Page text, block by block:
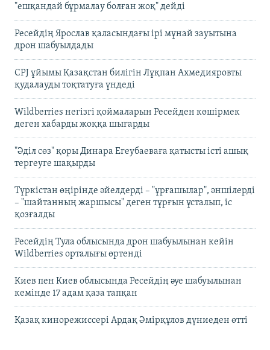
"ешқандай бұрмалау болған жоқ" дейді
Ресейдің Ярослав қаласындағы ірі мұнай зауытына
дрон шабуылдады
CPJ ұйымы Қазақстан билігін Лұқпан Ахмедияровты
қудалауды тоқтатуға үндеді
Wildberries негізгі қоймаларын Ресейден көшірмек
деген хабарды жоққа шығарды
"Әділ сөз" қоры Динара Егеубаеваға қатысты істі ашық
тергеуге шақырды
Түркістан өңірінде әйелдерді – "ұрғашылар", әншілерді
– "шайтанның жаршысы" деген тұрғын ұсталып, іс
қозғалды
Ресейдің Тула облысында дрон шабуылынан кейін
Wildberries орталығы өртенді
Киев пен Киев облысында Ресейдің әуе шабуылынан
кемінде 17 адам қаза тапқан
Қазақ кинорежиссері Ардақ Әмірқұлов дүниеден өтті